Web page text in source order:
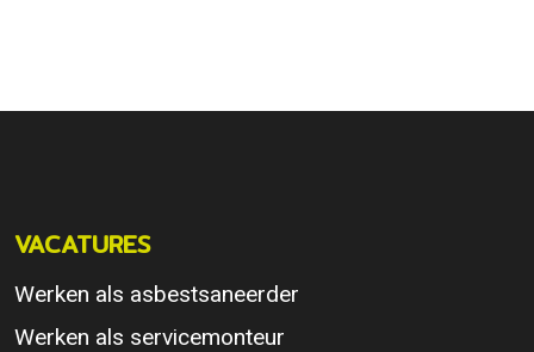
VACATURES
Werken als asbestsaneerder
Werken als servicemonteur